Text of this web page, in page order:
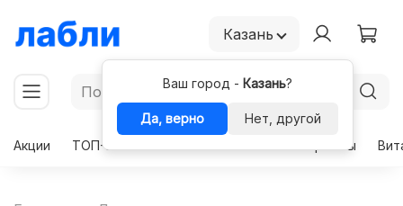
Казань
Ваш город - Казань?
Да, верно
Нет, другой
Акции
ТОП-50 Гормоны